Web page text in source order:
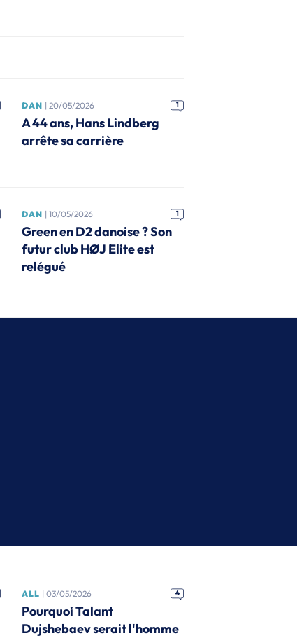
DAN | 20/05/2026 1
A 44 ans, Hans Lindberg
arrête sa carrière
DAN | 10/05/2026 1
Green en D2 danoise ? Son
futur club HØJ Elite est
relégué
ALL | 03/05/2026 4
Pourquoi Talant
Dujshebaev serait l'homme